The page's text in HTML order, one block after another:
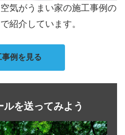
気がうまい家の施工事例の
紹介しています。
事例を見る
を送ってみよう